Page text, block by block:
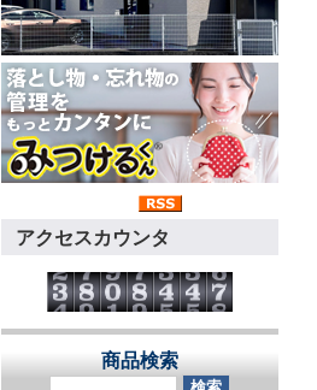
アクセスカウンタ
商品検索